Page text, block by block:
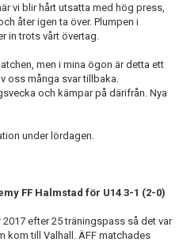
vi blir hårt utsatta med hög press,
åter igen ta över. Plumpen i
in trots vårt övertag.
men i mina ögon är detta ett
oss många svar tillbaka.
och kämpar på därifrån. Nya
under lördagen.
FF Halmstad för U14 3-1 (2-0)
efter 25 träningspass så det var
kom till Valhall. ÄFF matchades